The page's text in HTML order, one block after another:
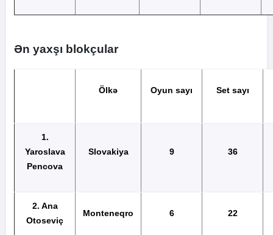
Ən yaxşı blokçular
Ölkə Oyun sayı Set sayı
1.
Yaroslava
Pencova
Slovakiya 9 36
2. Ana
Otoseviç
Monteneqro 6 22